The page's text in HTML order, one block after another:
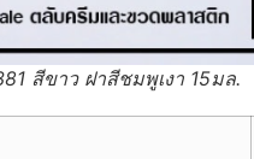
สีขาว ฝาสีชมพูเงา 15มล.